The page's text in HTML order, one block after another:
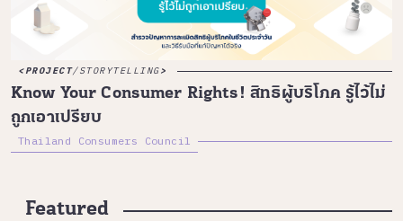
PROJECT/STORYTELLING
Know Your Consumer Rights! สิทธิผู้บริโภค รู้ไว้ไม่
ถูกเอาเปรียบ
Thailand Consumers Council
Featured